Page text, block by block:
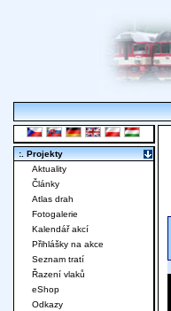
:. Projekty
Aktuality
Články
Atlas drah
Fotogalerie
Kalendář akcí
Přihlášky na akce
Seznam tratí
Řazení vlaků
eShop
Odkazy